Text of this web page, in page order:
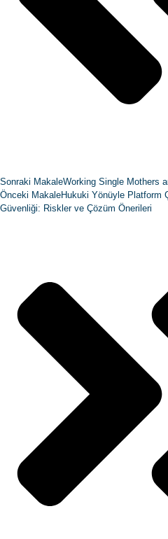
Sonraki MakaleWorking Single Mothers
Önceki MakaleHukuki Yönüyle Platform
Güvenliği: Riskler ve Çözüm Önerileri